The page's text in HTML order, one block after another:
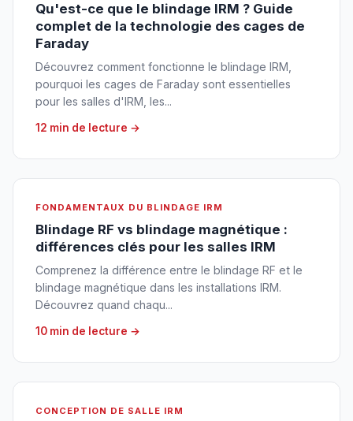
Qu'est-ce que le blindage IRM ? Guide
complet de la technologie des cages de
Faraday
Découvrez comment fonctionne le blindage IRM,
pourquoi les cages de Faraday sont essentielles
pour les salles d'IRM, les...
12 min de lecture →
FONDAMENTAUX DU BLINDAGE IRM
Blindage RF vs blindage magnétique :
différences clés pour les salles IRM
Comprenez la différence entre le blindage RF et le
blindage magnétique dans les installations IRM.
Découvrez quand chaqu...
10 min de lecture →
CONCEPTION DE SALLE IRM